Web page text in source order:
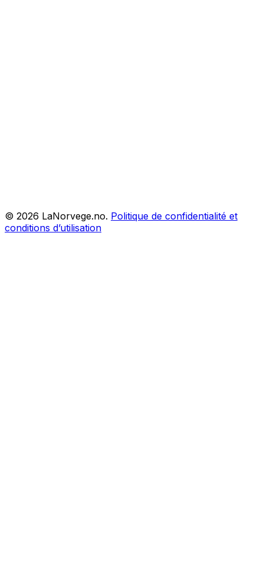
© 2026 LaNorvege.no. Politique de confidentialité et
conditions d’utilisation